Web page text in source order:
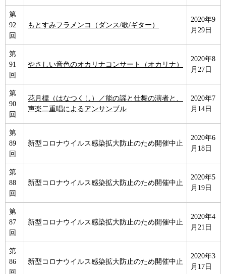
第
92
回
もとすみフラメンコ（ダンス/歌/ギター）
2020年9
月29日
第
91
回
やさしい音色のオカリナコンサート（オカリナ）
2020年8
月27日
第
90
回
花月標（はなつくし）／能の謡と仕舞の演者と、
声楽二重唱によるアンサンブル
2020年7
月14日
第
89
回
新型コロナウイルス感染拡大防止のため開催中止
2020年6
月18日
第
88
回
新型コロナウイルス感染拡大防止のため開催中止
2020年5
月19日
第
87
回
新型コロナウイルス感染拡大防止のため開催中止
2020年4
月21日
第
86
回
新型コロナウイルス感染拡大防止のため開催中止
2020年3
月17日